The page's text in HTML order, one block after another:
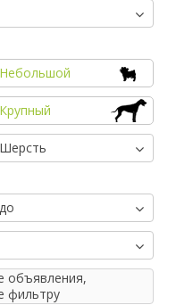
51 58 64 77
Небольшой
Крупный
Шерсть
до
объявления,
фильтру